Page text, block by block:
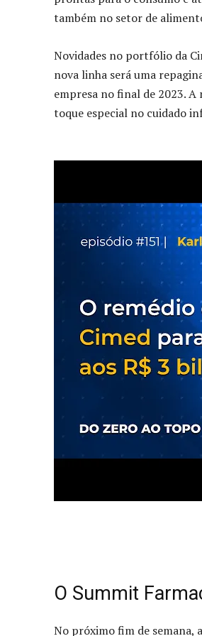
também no setor de
Novidades no portfólio da
nova linha será uma
empresa no final de 2023.
toque especial no cuidado
O Summit
No próximo fim de semana,